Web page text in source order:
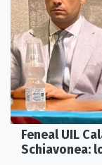
Feneal UIL
Schiavonea: